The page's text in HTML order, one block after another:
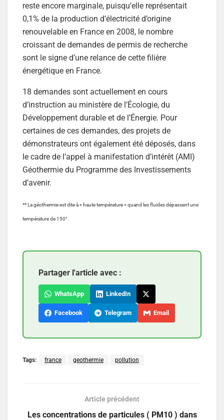
reste encore marginale, puisqu’elle représentait
0,1% de la production d’électricité d’origine
renouvelable en France en 2008, le nombre
croissant de demandes de permis de recherche
sont le signe d’une relance de cette filière
énergétique en France.
18 demandes sont actuellement en cours
d’instruction au ministère de l’Écologie, du
Développement durable et de l’Énergie. Pour
certaines de ces demandes, des projets de
démonstrateurs ont également été déposés, dans
le cadre de l’appel à manifestation d’intérêt (AMI)
Géothermie du Programme des Investissements
d’avenir.
** La géothermie est dite à « haute température » quand les fluides dépassent une
température de 150°.
Partager l'article avec :
WhatsApp LinkedIn
Facebook Telegram Email
Tags: france geothermie pollution
Article précédent
Les concentrations de particules ( PM10 ) dans